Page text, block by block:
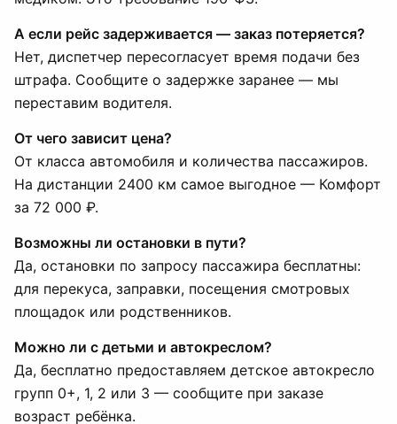
А если рейс задерживается — заказ потеряется?
Нет, диспетчер пересогласует время подачи без
штрафа. Сообщите о задержке заранее — мы
переставим водителя.
От чего зависит цена?
От класса автомобиля и количества пассажиров.
На дистанции 2400 км самое выгодное — Комфорт
за 72 000 ₽.
Возможны ли остановки в пути?
Да, остановки по запросу пассажира бесплатны:
для перекуса, заправки, посещения смотровых
площадок или родственников.
Можно ли с детьми и автокреслом?
Да, бесплатно предоставляем детское автокресло
групп 0+, 1, 2 или 3 — сообщите при заказе
возраст ребёнка.